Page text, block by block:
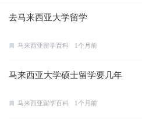
去马来西亚大学留学
马来西亚留学百科 1个月前
马来西亚大学硕士留学要几年
马来西亚留学百科 1个月前